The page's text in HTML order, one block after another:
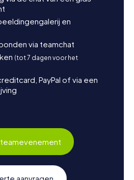
en
via teamchat
(tot 7 dagen voor het
PayPal of via een